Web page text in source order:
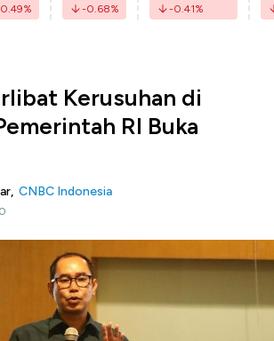
% -0.68% -0.41%
Kerusuhan di
RI Buka
CNBC Indonesia